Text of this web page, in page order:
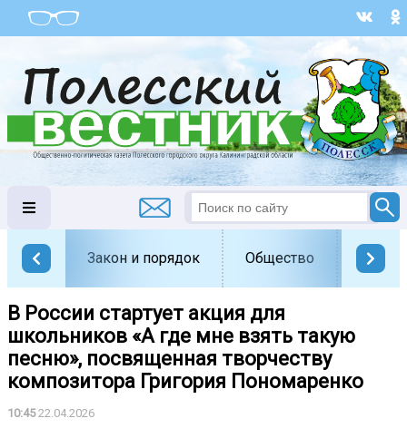
Закон и порядок Общество
В России стартует акция для
школьников «А где мне взять такую
песню», посвященная творчеству
композитора Григория Пономаренко
10:4522.04.2026